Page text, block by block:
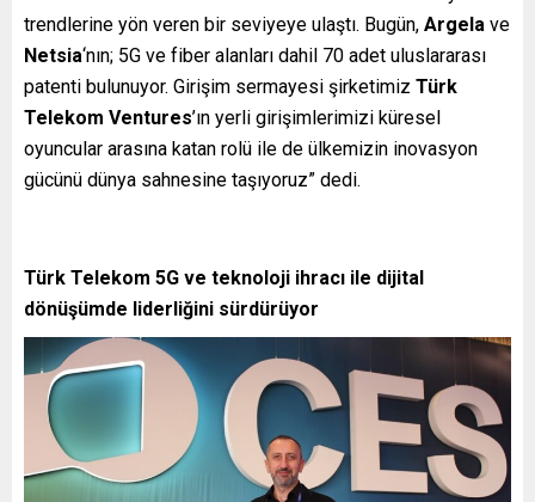
trendlerine yön veren bir seviyeye ulaştı. Bugün, Argela ve
Netsia‘nın; 5G ve fiber alanları dahil 70 adet uluslararası
patenti bulunuyor. Girişim sermayesi şirketimiz Türk
Telekom Ventures’ın yerli girişimlerimizi küresel
oyuncular arasına katan rolü ile de ülkemizin inovasyon
gücünü dünya sahnesine taşıyoruz” dedi.
Türk Telekom 5G ve teknoloji ihracı ile dijital
dönüşümde liderliğini sürdürüyor